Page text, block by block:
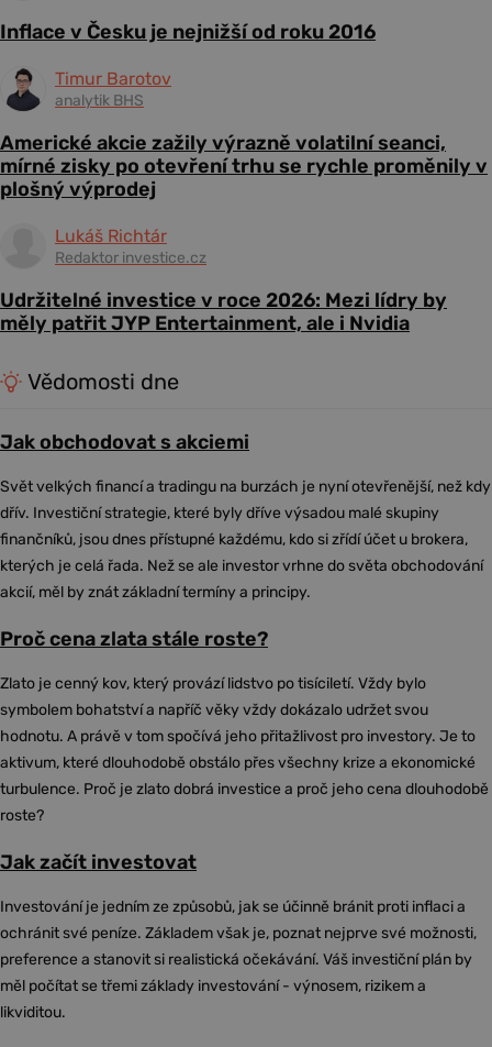
Inflace v Česku je nejnižší od roku 2016
Timur Barotov
analytik BHS
Americké akcie zažily výrazně volatilní seanci,
mírné zisky po otevření trhu se rychle proměnily v
plošný výprodej
Lukáš Richtár
Redaktor investice.cz
Udržitelné investice v roce 2026: Mezi lídry by
měly patřit JYP Entertainment, ale i Nvidia
Vědomosti dne
Jak obchodovat s akciemi
Svět velkých financí a tradingu na burzách je nyní otevřenější, než kdy
dřív. Investiční strategie, které byly dříve výsadou malé skupiny
finančníků, jsou dnes přístupné každému, kdo si zřídí účet u brokera,
kterých je celá řada. Než se ale investor vrhne do světa obchodování
akcií, měl by znát základní termíny a principy.
Proč cena zlata stále roste?
Zlato je cenný kov, který provází lidstvo po tisíciletí. Vždy bylo
symbolem bohatství a napříč věky vždy dokázalo udržet svou
hodnotu. A právě v tom spočívá jeho přitažlivost pro investory. Je to
aktivum, které dlouhodobě obstálo přes všechny krize a ekonomické
turbulence. Proč je zlato dobrá investice a proč jeho cena dlouhodobě
roste?
Jak začít investovat
Investování je jedním ze způsobů, jak se účinně bránit proti inflaci a
ochránit své peníze. Základem však je, poznat nejprve své možnosti,
preference a stanovit si realistická očekávání. Váš investiční plán by
měl počítat se třemi základy investování - výnosem, rizikem a
likviditou.